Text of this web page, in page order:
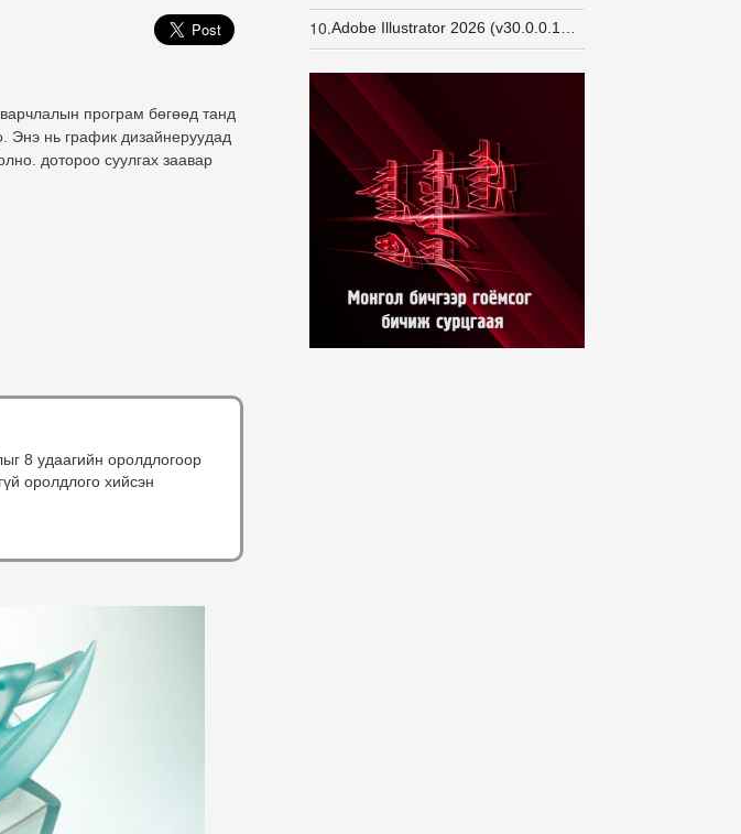
програм бөгөөд танд
Энэ нь график дизайнеруудад
дотороо суулгах заавар
8 удаагийн оролдлогоор
оролдлого хийсэн
10.